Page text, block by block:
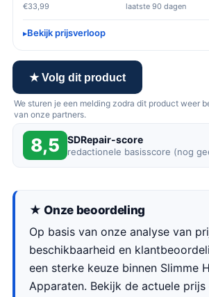
€33,99 laatste 90 dagen
Bekijk prijsverloop
★ Volg dit product
We sturen je een melding zodra dit product weer
van onze partners.
8,5 SDRepair-score
redactionele basisscore (nog
★ Onze beoordeling
Op basis van onze analyse van
beschikbaarheid en
een sterke keuze binnen Slimme
Apparaten. Bekijk de actuele